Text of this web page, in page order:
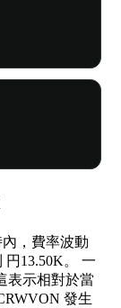
內，費率波動
円13.50K。 一
表示相對於當
發生